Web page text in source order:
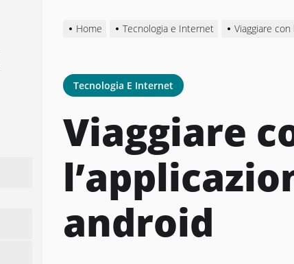
Home Tecnologia e Internet Viaggiare con
Tecnologia E Internet
Viaggiare
android